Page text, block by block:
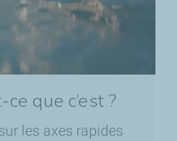
que c’est ?
les axes rapides